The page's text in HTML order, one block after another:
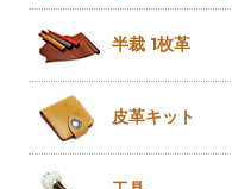
半裁 1枚革
皮革キット